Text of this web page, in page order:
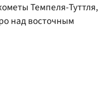
Темпеля-Туттля,
над восточным